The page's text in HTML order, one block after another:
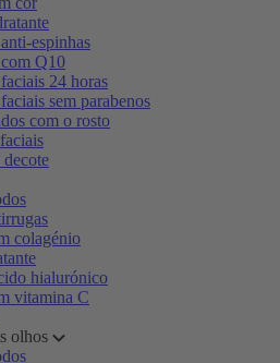
espinhas
Q10
24 horas
sem parabenos
com o rosto
decote
colagénio
hialurónico
vitamina C
olhos